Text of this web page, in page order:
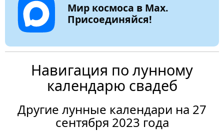
Мир космоса в Max.
Присоединяйся!
Навигация по лунному
календарю свадеб
Другие лунные календари на 27
сентября 2023 года